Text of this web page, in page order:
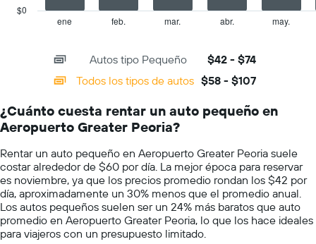
el
renta
por
categories.
The
has
1
Y
axis
displaying
values.
Range:
ene feb. mar. abr. may.
$0
Autos tipo Pequeño
$42 - $74
Todos los tipos de autos $58 - $107
¿Cuánto cuesta rentar un auto pequeño en
Aeropuerto Greater Peoria?
Rentar un auto pequeño en Aeropuerto Greater Peoria suele
costar alrededor de $60 por día. La mejor época para reservar
es noviembre, ya que los precios promedio rondan los $42 por
día, aproximadamente un 30% menos que el promedio anual.
Los autos pequeños suelen ser un 24% más baratos que auto
promedio en Aeropuerto Greater Peoria, lo que los hace ideales
para viajeros con un presupuesto limitado.